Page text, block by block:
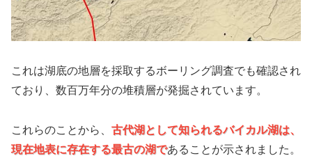
これは湖底の地層を採取するボーリング調査でも確認され
ており、数百万年分の堆積層が発掘されています。
これらのことから、 古代湖として知られるバイカル湖は、
現在地表に存在する最古の湖であることが示されました。